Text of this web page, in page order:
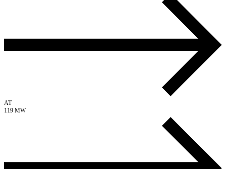
AT
119 MW